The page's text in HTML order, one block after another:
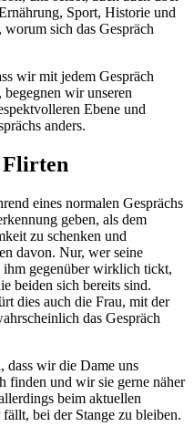
Sport, Historie und
sich das Gespräch
wir mit jedem Gespräch
wir unseren
Ebene und
anders.
Flirten
eines normalen Gesprächs
geben, als dem
zu schenken und
davon. Nur, wer seine
gegenüber wirklich tickt,
beiden sich bereits sind.
dies auch die Frau, mit der
das Gespräch
dass wir die Dame uns
finden und wir sie gerne näher
beim aktuellen
bei der Stange zu bleiben.